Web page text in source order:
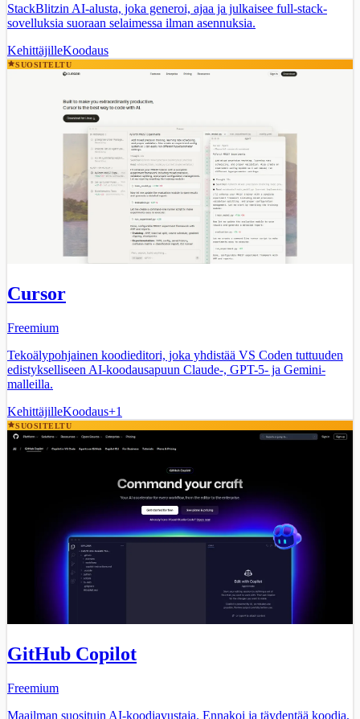
StackBlitzin AI-alusta, joka generoi, ajaa ja julkaisee full-stack-
sovelluksia suoraan selaimessa ilman asennuksia.
KehittäjilleKoodaus
SUOSITELTU
Cursor
Freemium
Tekoälypohjainen koodieditori, joka yhdistää VS Coden tuttuuden
edistykselliseen AI-koodausapuun Claude-, GPT-5- ja Gemini-
malleilla.
KehittäjilleKoodaus+1
SUOSITELTU
GitHub Copilot
Freemium
Maailman suosituin AI-koodiavustaja. Ennakoi ja täydentää koodia,